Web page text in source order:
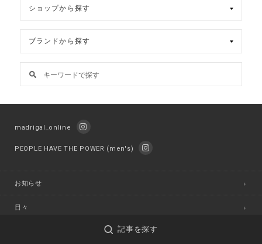
madrigal_online
PEOPLE HAVE THE POWER (men's)
お知らせ
日々
記事を探す